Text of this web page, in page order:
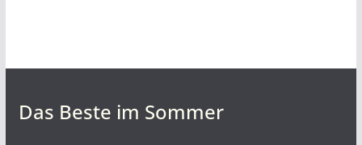
Das Beste im Sommer